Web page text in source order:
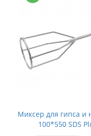
Миксер для гипса и
100*550 SDS